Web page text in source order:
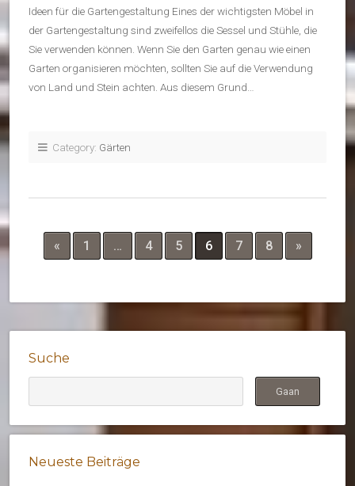
Ideen für die Gartengestaltung Eines der wichtigsten Möbel in
der Gartengestaltung sind zweifellos die Sessel und Stühle, die
Sie verwenden können. Wenn Sie den Garten genau wie einen
Garten organisieren möchten, sollten Sie auf die Verwendung
von Land und Stein achten. Aus diesem Grund…
Category: Gärten
« 1 … 4 5 6 7 8 »
Suche
Neueste Beiträge